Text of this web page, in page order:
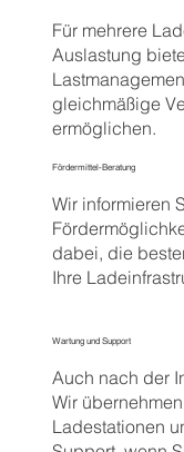
Für mehrere
Auslastung
gleichmäßige
ermöglichen.
Fördermittel-Beratung
Wir informieren
dabei, die
Ihre
Wartung und Support
Auch nach der
Wir
Ladestationen